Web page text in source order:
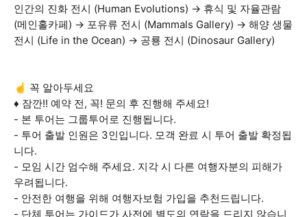
인간의 진화 전시 (Human Evolutions) → 휴식 및 자율관람
(메인홀카페) → 포유류 전시 (Mammals Gallery) → 해양 생물
전시 (Life in the Ocean) → 공룡 전시 (Dinosaur Gallery)
☝️ 꼭 알아두세요
♦ 잠깐!! 예약 전, 꼭! 문의 후 진행해 주세요!
- 본 투어는 그룹투어로 진행됩니다.
- 투어 출발 인원은 3인입니다. 모객 완료 시 투어 출발 확정됩
니다.
- 모임 시간 엄수해 주세요. 지각 시 다른 여행자분의 피해가
우려됩니다.
- 안전한 여행을 위해 여행자보험 가입을 추천드립니다.
- 단체 투어는 가이드가 사전에 별도의 연락을 드리지 않습니